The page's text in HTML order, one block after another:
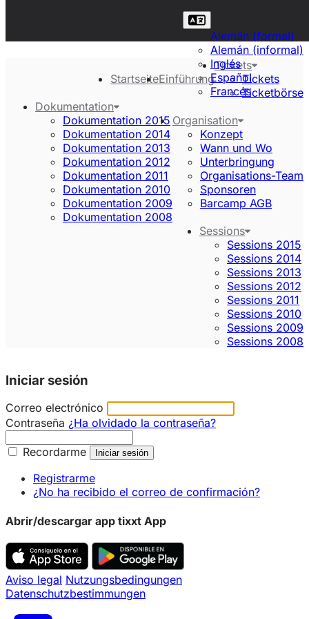
Alemán (formal)
Alemán (informal)
Inglés
Español
Francés
StartseiteEinführung
Tickets
Tickets
Ticketbörse
Dokumentation
Dokumentation 2015
Dokumentation 2014
Dokumentation 2013
Dokumentation 2012
Dokumentation 2011
Dokumentation 2010
Dokumentation 2009
Dokumentation 2008
Organisation
Konzept
Wann und Wo
Unterbringung
Organisations-Team
Sponsoren
Barcamp AGB
Sessions
Sessions 2015
Sessions 2014
Sessions 2013
Sessions 2012
Sessions 2011
Sessions 2010
Sessions 2009
Sessions 2008
Iniciar sesión
Correo electrónico
Contraseña ¿Ha olvidado la contraseña?
Recordarme
Registrarme
¿No ha recibido el correo de confirmación?
Abrir/descargar app tixxt App
Aviso legal Nutzungsbedingungen
Datenschutzbestimmungen